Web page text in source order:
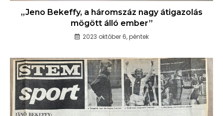
„Jeno Bekeffy, a háromszáz nagy átigazolás
mögött álló ember”
2023 október 6, péntek